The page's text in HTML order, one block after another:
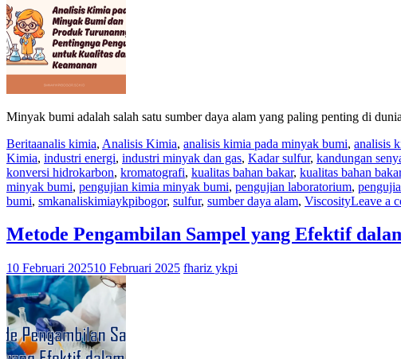
Minyak bumi adalah salah satu sumber daya alam yang paling penting di
Beritaanalis kimia, Analisis Kimia, analisis kimia pada minyak bumi, analisis
Kimia, industri energi, industri minyak dan gas, Kadar sulfur, kandungan
konversi hidrokarbon, kromatografi, kualitas bahan bakar, kualitas bahan
minyak bumi, pengujian kimia minyak bumi, pengujian laboratorium,
bumi, smkanaliskimiaykpibogor, sulfur, sumber daya alam, ViscosityLeave a
Metode Pengambilan Sampel yang Efektif
10 Februari 202510 Februari 2025 fhariz ykpi